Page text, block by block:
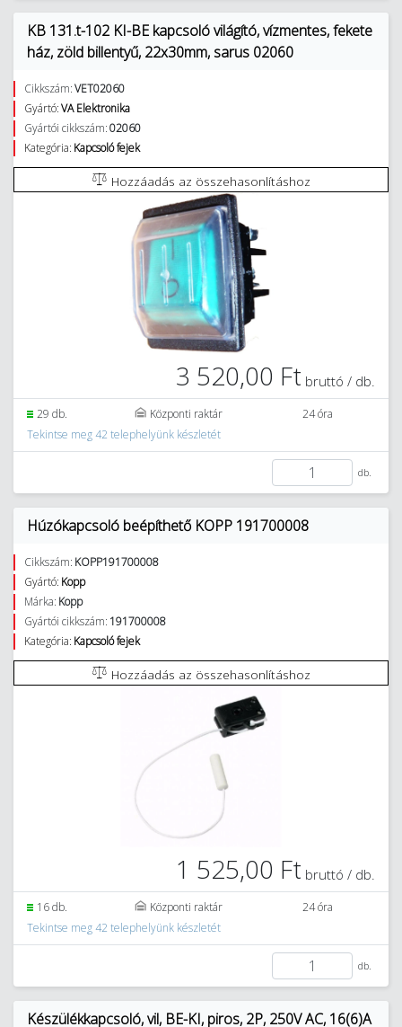
KB 131.t-102 KI-BE kapcsoló világító, vízmentes, fekete
ház, zöld billentyű, 22x30mm, sarus 02060
Cikkszám:VET02060
Gyártó:VA Elektronika
Gyártói cikkszám:02060
Kategória: Kapcsoló fejek
Hozzáadás az összehasonlításhoz
3 520,00 Ft bruttó / db.
29 db. Központi raktár
24 óra
Tekintse meg 42 telephelyünk készletét
db.
Húzókapcsoló beépíthető KOPP 191700008
Cikkszám: KOPP191700008
Gyártó: Kopp
Márka: Kopp
Gyártói cikkszám: 191700008
Kategória: Kapcsoló fejek
Hozzáadás az összehasonlításhoz
1 525,00 Ft bruttó / db.
16 db. Központi raktár
24 óra
Tekintse meg 42 telephelyünk készletét
db.
Készülékkapcsoló, vil, BE-KI, piros, 2P, 250V AC, 16(6)A